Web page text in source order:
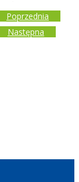
Poprzednia
Następna